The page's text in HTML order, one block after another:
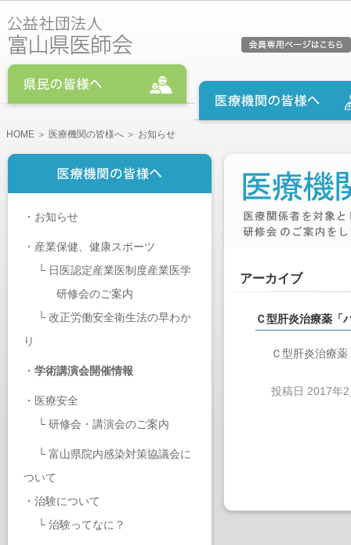
HOME ＞ 医療機関の皆様へ ＞ お知らせ
・ お知らせ
・ 産業保健、健康スポーツ
└ 日医認定産業医制度産業医学
研修会のご案内
└ 改正労働安全衛生法の早わか
り
・ 学術講演会開催情報
・ 医療安全
└ 研修会・講演会のご案内
└ 富山県院内感染対策協議会に
ついて
・ 治験について
└ 治験ってなに？
アーカイブ
Ｃ型肝炎治療薬「
Ｃ型肝炎治療
投稿日 2017年